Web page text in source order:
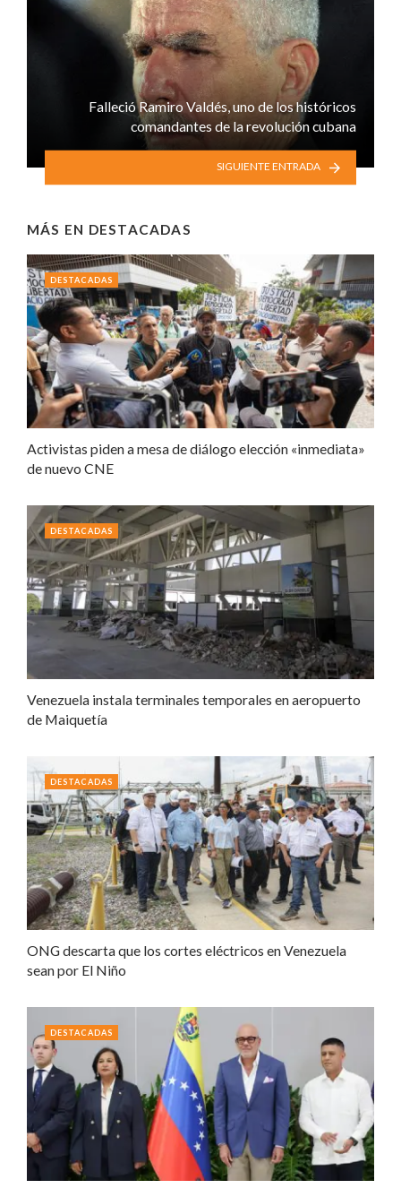
Falleció Ramiro Valdés, uno de los históricos
comandantes de la revolución cubana
SIGUIENTE ENTRADA
MÁS EN DESTACADAS
Activistas piden a mesa de diálogo elección «inmediata»
de nuevo CNE
DESTACADAS
Venezuela instala terminales temporales en aeropuerto
de Maiquetía
DESTACADAS
ONG descarta que los cortes eléctricos en Venezuela
sean por El Niño
DESTACADAS
DESTACADAS